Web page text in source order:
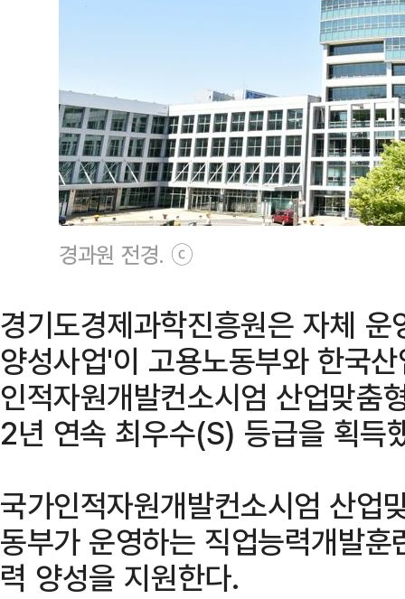
경과원 전경. ⓒ
경기도경제과학진흥원은 자체
양성사업'이 고용노동부와 한국
인적자원개발컨소시엄 산업맞춤
2년 연속 최우수(S) 등급을 획득
국가인적자원개발컨소시엄 산업
동부가 운영하는 직업능력개발
력 양성을 지원한다.